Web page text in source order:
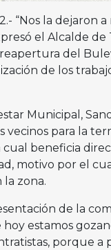
“Nos la dejaron
el Alcalde de
del
de los
Municipal,
vecinos para la
beneficia
motivo por el
zona.
de la
estamos
porque a